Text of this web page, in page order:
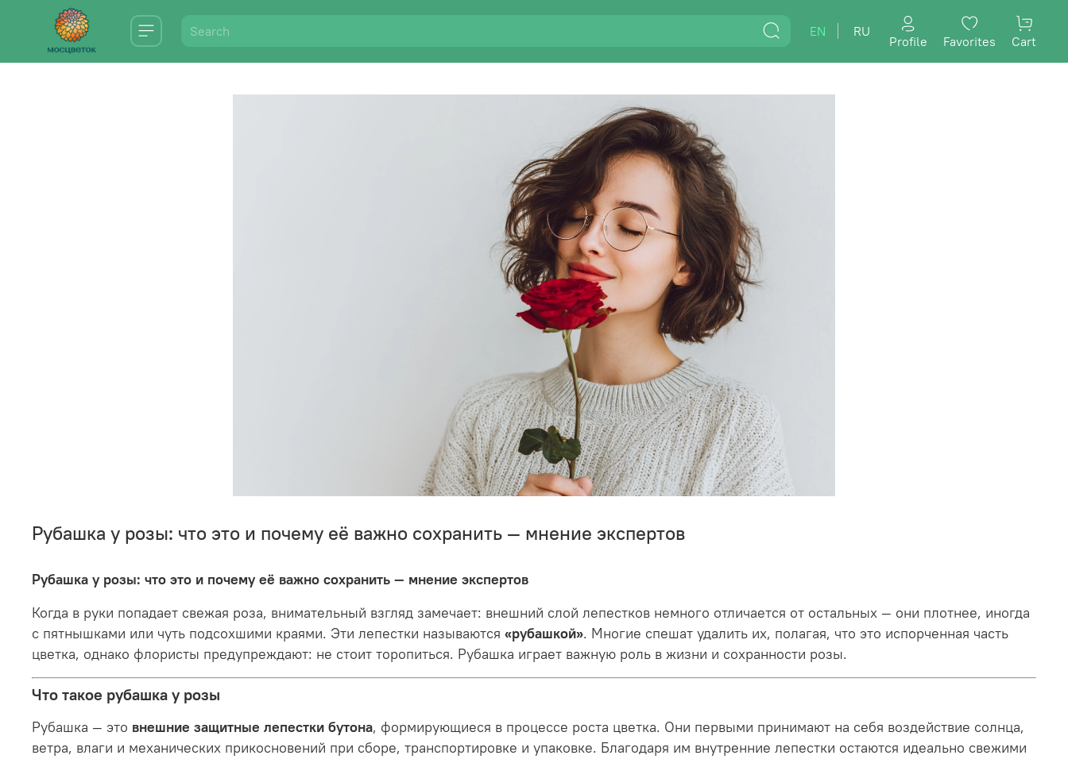
EN RU
Profile Favorites Cart
Рубашка у розы: что это и почему её важно сохранить — мнение экспертов
Рубашка у розы: что это и почему её важно сохранить — мнение экспертов
Когда в руки попадает свежая роза, внимательный взгляд замечает: внешний слой лепестков немного отличается от остальных — они плотнее, иногда
с пятнышками или чуть подсохшими краями. Эти лепестки называются «рубашкой». Многие спешат удалить их, полагая, что это испорченная часть
цветка, однако флористы предупреждают: не стоит торопиться. Рубашка играет важную роль в жизни и сохранности розы.
Что такое рубашка у розы
Рубашка — это внешние защитные лепестки бутона, формирующиеся в процессе роста цветка. Они первыми принимают на себя воздействие солнца,
ветра, влаги и механических прикосновений при сборе, транспортировке и упаковке. Благодаря им внутренние лепестки остаются идеально свежими